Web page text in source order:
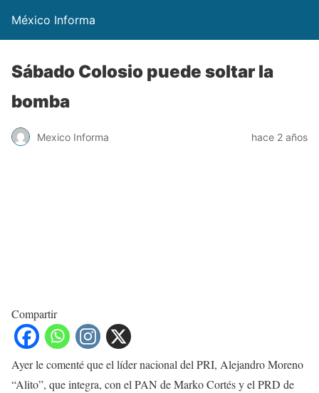
México Informa
Sábado Colosio puede soltar la
bomba
Mexico Informa hace 2 años
Compartir
Ayer le comenté que el líder nacional del PRI, Alejandro Moreno
“Alito”, que integra, con el PAN de Marko Cortés y el PRD de